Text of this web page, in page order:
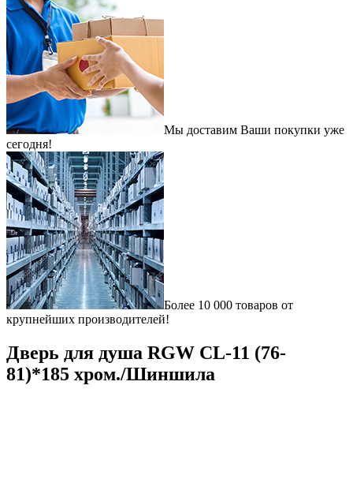
Мы доставим Ваши покупки уже
сегодня!
Более 10 000 товаров от
крупнейших производителей!
Дверь для душа RGW CL-11 (76-
81)*185 хром./Шиншила